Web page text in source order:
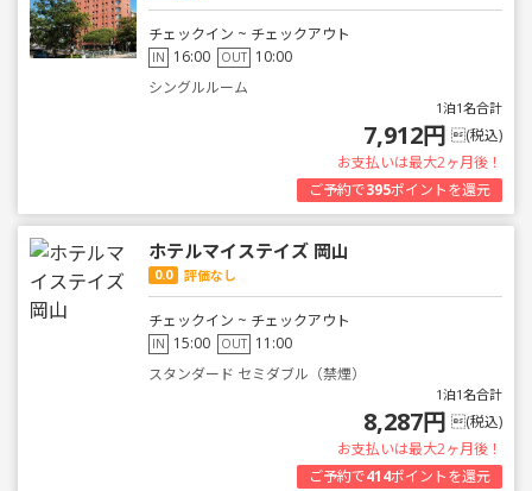
チェックイン ~ チェックアウト
IN 16:00 OUT 10:00
シングルルーム
1泊1名合計
7,912円 (税込)
お支払いは最大2ヶ月後！
ご予約で395ポイントを還元
ホテルマイステイズ 岡山
0.0 評価なし
チェックイン ~ チェックアウト
IN 15:00 OUT 11:00
スタンダード セミダブル（禁煙）
1泊1名合計
8,287円 (税込)
お支払いは最大2ヶ月後！
ご予約で414ポイントを還元